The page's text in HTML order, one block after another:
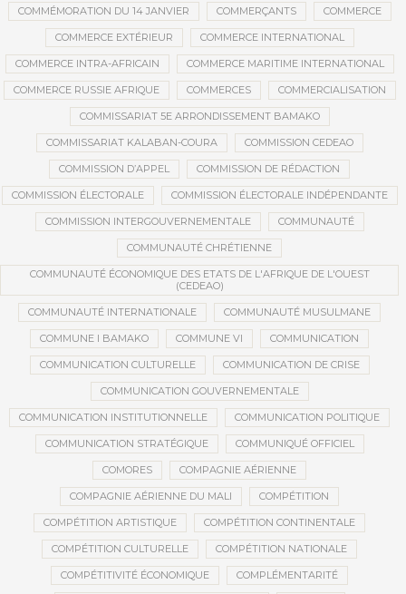
COMMÉMORATION DU 14 JANVIER COMMERÇANTS COMMERCE
COMMERCE EXTÉRIEUR COMMERCE INTERNATIONAL
COMMERCE INTRA-AFRICAIN COMMERCE MARITIME INTERNATIONAL
COMMERCE RUSSIE AFRIQUE COMMERCES COMMERCIALISATION
COMMISSARIAT 5E ARRONDISSEMENT BAMAKO
COMMISSARIAT KALABAN-COURA COMMISSION CEDEAO
COMMISSION D’APPEL COMMISSION DE RÉDACTION
COMMISSION ÉLECTORALE COMMISSION ÉLECTORALE INDÉPENDANTE
COMMISSION INTERGOUVERNEMENTALE COMMUNAUTÉ
COMMUNAUTÉ CHRÉTIENNE
COMMUNAUTÉ ÉCONOMIQUE DES ETATS DE L'AFRIQUE DE L'OUEST
(CEDEAO)
COMMUNAUTÉ INTERNATIONALE COMMUNAUTÉ MUSULMANE
COMMUNE I BAMAKO COMMUNE VI COMMUNICATION
COMMUNICATION CULTURELLE COMMUNICATION DE CRISE
COMMUNICATION GOUVERNEMENTALE
COMMUNICATION INSTITUTIONNELLE COMMUNICATION POLITIQUE
COMMUNICATION STRATÉGIQUE COMMUNIQUÉ OFFICIEL
COMORES COMPAGNIE AÉRIENNE
COMPAGNIE AÉRIENNE DU MALI COMPÉTITION
COMPÉTITION ARTISTIQUE COMPÉTITION CONTINENTALE
COMPÉTITION CULTURELLE COMPÉTITION NATIONALE
COMPÉTITIVITÉ ÉCONOMIQUE COMPLÉMENTARITÉ